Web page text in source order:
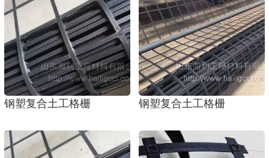
钢塑复合土工格栅 钢塑复合土工格栅